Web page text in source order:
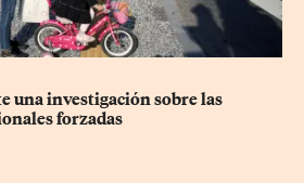
una investigación sobre las
forzadas